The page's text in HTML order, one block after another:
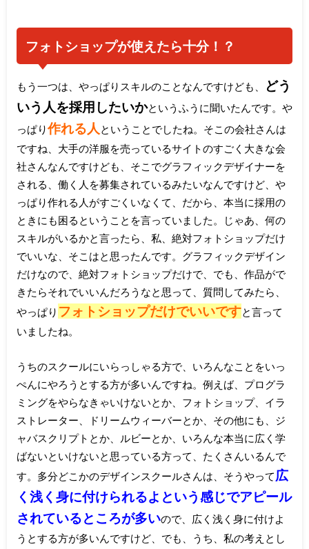
フォトショップが使えたら十分！？
もう一つは、やっぱりスキルのことなんですけども、
どう
いう人を採用したいかというふうに聞いたんです。や
っぱり作れる人ということでしたね。そこの会社さんは
ですね、大手の洋服を売っているサイトのすごく大きな会
社さんなんですけども、そこでグラフィックデザイナーを
される、働く人を募集されているみたいなんですけど、や
っぱり作れる人がすごくいなくて、だから、本当に採用の
ときにも困るということを言っていました。じゃあ、何の
スキルがいるかと言ったら、私、絶対フォトショップだけ
でいいな、そこはと思ったんです。グラフィックデザイン
だけなので、絶対フォトショップだけで、でも、作品がで
きたらそれでいいんだろうなと思って、質問してみたら、
やっぱり フォトショップだけでいいですと言って
いましたね。
うちのスクールにいらっしゃる方で、いろんなことをいっ
ぺんにやろうとする方が多いんですね。例えば、プログラ
ミングをやらなきゃいけないとか、フォトショップ、イラ
ストレーター、ドリームウィーバーとか、その他にも、ジ
ャバスクリプトとか、ルビーとか、いろんな本当に広く学
ばないといけないと思っている方って、たくさんいるんで
す。多分どこかのデザインスクールさんは、そうやって 広
く浅く身に付けられるよという感じでアピール
されているところが多いので、広く浅く身に付けよ
うとする方が多いんですけど、でも、うち、私の考えとし